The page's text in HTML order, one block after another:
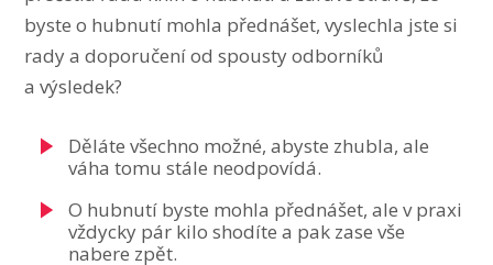
byste o hubnutí mohla přednášet, vyslechla jste si
rady a doporučení od spousty odborníků
a výsledek?
Děláte všechno možné, abyste zhubla, ale
váha tomu stále neodpovídá.
O hubnutí byste mohla přednášet, ale v praxi
vždycky pár kilo shodíte a pak zase vše
nabere zpět.